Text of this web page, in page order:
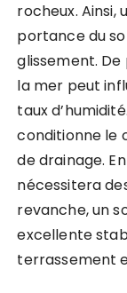
rocheux. Ainsi,
portance du
glissement.
la mer peut
taux
conditionne le
de drainage.
nécessitera
revanche, un
excellente
terrassement